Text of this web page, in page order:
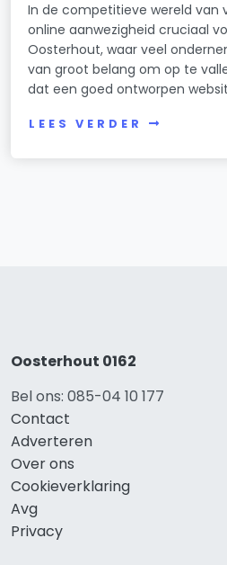
In de competitieve wereld van
online aanwezigheid cruciaal
Oosterhout, waar veel
van groot belang om op te
dat een goed ontworpen
LEES VERDER
Oosterhout 0162
Bel ons: 085-04 10 177
Contact
Adverteren
Over ons
Cookieverklaring
Avg
Privacy